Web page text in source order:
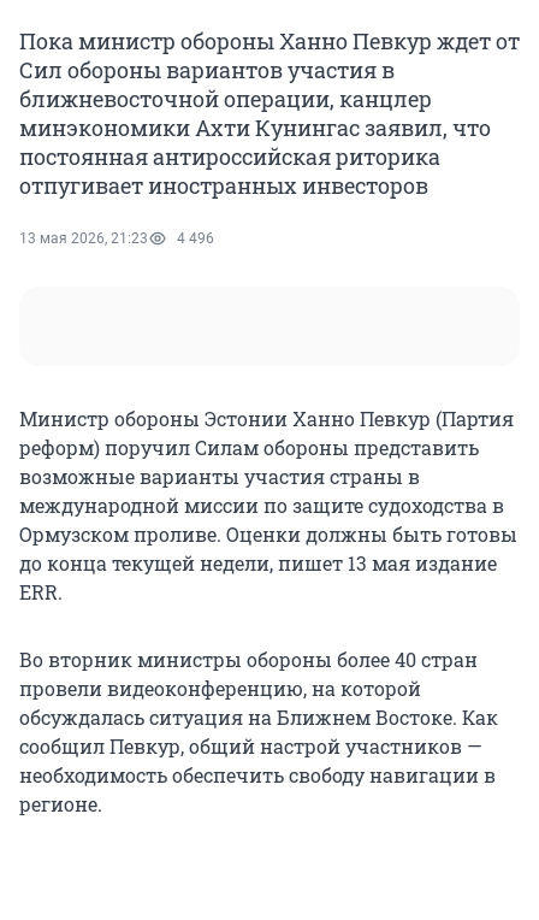
Пока министр обороны Ханно Певкур ждет от
Сил обороны вариантов участия в
ближневосточной операции, канцлер
минэкономики Ахти Кунингас заявил, что
постоянная антироссийская риторика
отпугивает иностранных инвесторов
13 мая 2026, 21:23 4 496
Министр обороны Эстонии Ханно Певкур (Партия
реформ) поручил Силам обороны представить
возможные варианты участия страны в
международной миссии по защите судоходства в
Ормузском проливе. Оценки должны быть готовы
до конца текущей недели, пишет 13 мая издание
ERR.
Во вторник министры обороны более 40 стран
провели видеоконференцию, на которой
обсуждалась ситуация на Ближнем Востоке. Как
сообщил Певкур, общий настрой участников —
необходимость обеспечить свободу навигации в
регионе.